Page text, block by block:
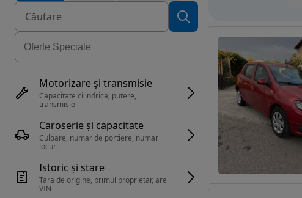
Motorizare și transmisie
Capacitate cilindrica, putere,
transmisie
Caroserie și capacitate
Culoare, numar de portiere, numar
locuri
Istoric și stare
Tara de origine, primul proprietar, are